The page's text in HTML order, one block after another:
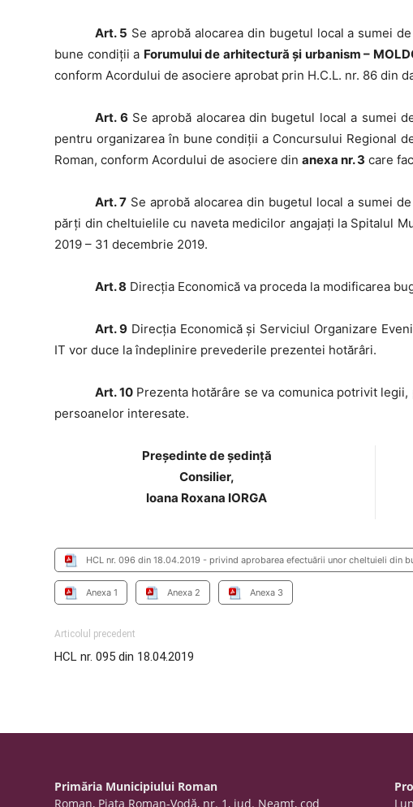
Art. 5 Se aprobă alocarea din bugetul local a sumei
bune condiții a Forumului de arhitectură şi urbanism –
conform Acordului de asociere aprobat prin H.C.L. nr. 86 din
Art. 6 Se aprobă alocarea din bugetul local a sumei
pentru organizarea în bune condiții a Concursului Regional
Roman, conform Acordului de asociere dinanexa nr. 3 care
Art. 7 Se aprobă alocarea din bugetul local a sumei de
părți din cheltuielile cu naveta medicilor angajați la Spitalul
2019 – 31 decembrie 2019.
Art. 8 Direcţia Economică va proceda la modificarea
Art. 9 Direcţia Economică și Serviciul Organizare
IT vor duce la îndeplinire prevederile prezentei hotărâri.
Art. 10Prezenta hotărâre se va comunica potrivit
persoanelor interesate.
Preşedinte de şedinţă
Consilier,
Ioana Roxana IORGA
HCL nr. 096 din 18.04.2019 - privind aprobarea efectuării unor cheltuieli din
Anexa 1 Anexa 2 Anexa 3
Articolul precedent
HCL nr. 095 din 18.04.2019
Primăria Municipiului Roman
Roman, Piaţa Roman-Vodă, nr. 1, jud. Neamţ, cod